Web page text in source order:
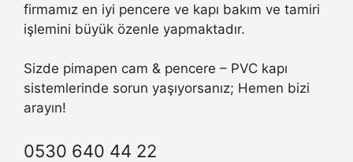
firmamız en iyi pencere ve kapı bakım ve tamiri
işlemini büyük özenle yapmaktadır.
Sizde pimapen cam & pencere – PVC kapı
sistemlerinde sorun yaşıyorsanız; Hemen bizi
arayın!
0530 640 44 22